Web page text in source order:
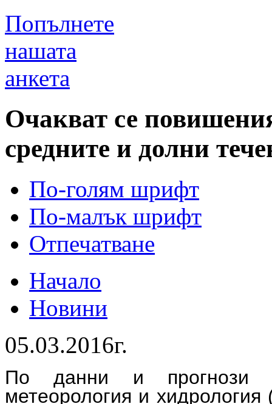
Попълнете
нашата
анкета
Очакват се
средните и долни
По-голям шрифт
По-малък шрифт
Отпечатване
Начало
Новини
05.03.2016г.
По данни и прогнози
метеорология и